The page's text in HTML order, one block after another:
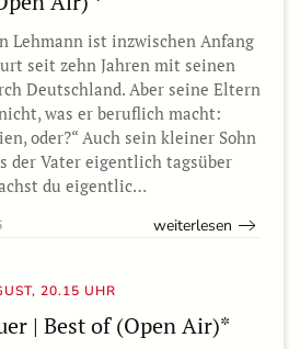
Lehmann ist inzwischen Anfang
seit zehn Jahren mit seinen
Deutschland. Aber seine Eltern
was er beruflich macht:
oder?“ Auch sein kleiner Sohn
der Vater eigentlich tagsüber
du eigentlic…
weiterlesen
20.15 UHR
| Best of (Open Air)*